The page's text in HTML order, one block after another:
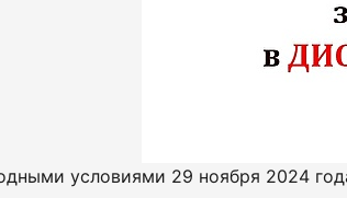
условиями 29 ноября 2024